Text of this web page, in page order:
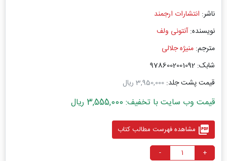
ناشر: انتشارات ارجمند
نویسنده:آنتونی ولف
مترجم: منیژه جلالی
شابک: 9786002001092
قیمت پشت جلد: 3,950,000 ریال
قیمت وب سایت با تخفیف: 3,555,000 ریال
picture_as_pdf مشاهده فهرست مطالب کتاب
+
-